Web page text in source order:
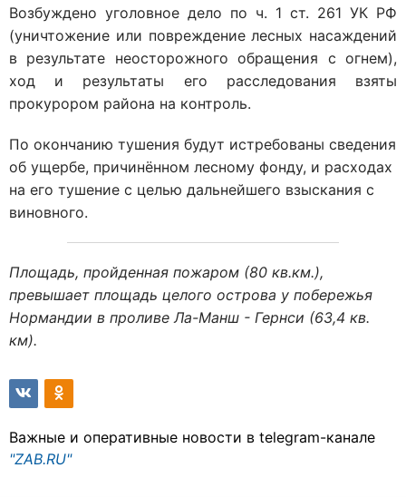
Возбуждено уголовное дело по ч. 1 ст. 261 УК РФ
(уничтожение или повреждение лесных насаждений
в результате неосторожного обращения с огнем),
ход и результаты его расследования взяты
прокурором района на контроль.
По окончанию тушения будут истребованы сведения
об ущербе, причинённом лесному фонду, и расходах
на его тушение с целью дальнейшего взыскания с
виновного.
Площадь, пройденная пожаром (80 кв.км.),
превышает площадь целого острова у побережья
Нормандии в проливе Ла-Манш - Гернси (63,4 кв.
км).
Важные и оперативные новости в telegram-канале
"ZAB.RU"